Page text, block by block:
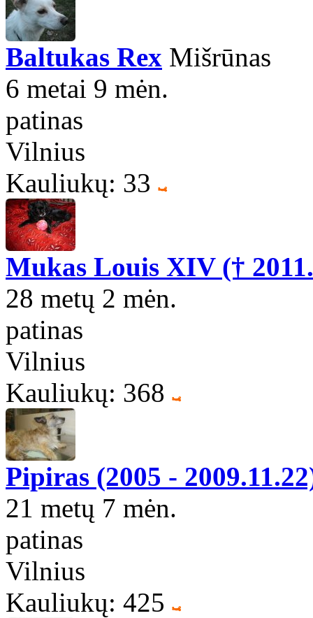
Baltukas Rex Mišrūnas
6 metai 9 mėn.
patinas
Vilnius
Kauliukų: 33
Mukas Louis XIV (†
28 metų 2 mėn.
patinas
Vilnius
Kauliukų: 368
Pipiras (2005 -
21 metų 7 mėn.
patinas
Vilnius
Kauliukų: 425